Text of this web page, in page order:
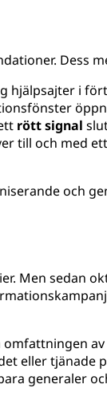
hjälpsajter i
rött signal
till och med
och
Men sedan
eller tjänade
generaler